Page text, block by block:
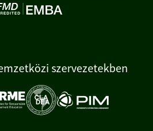
szervezetekben